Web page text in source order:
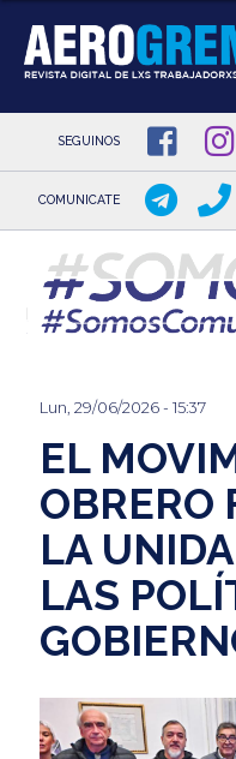
Pasar
contenido
principal
SEGUINOS
COMUNICATE
Lun, 29/06/2026 - 15:37
EL
OBRERO
LA
LAS